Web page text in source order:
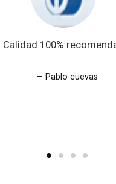
Calidad 100%
Pablo cuevas